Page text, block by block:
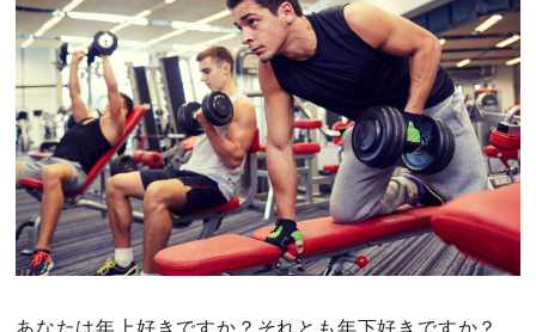
その他
ドキドキ
仕事とキャリア
特集